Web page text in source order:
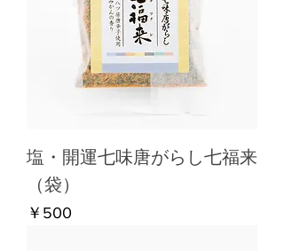
塩・開運七味唐がらし七福来
（袋）
価格
￥500